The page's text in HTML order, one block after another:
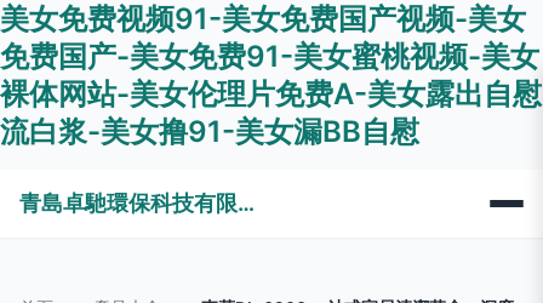
美女免费视频91-美女免费国产视频-美女
免费国产-美女免费91-美女蜜桃视频-美女
裸体网站-美女伦理片免费A-美女露出自慰
流白浆-美女撸91-美女漏BB自慰
青島卓馳環保科技有限公司